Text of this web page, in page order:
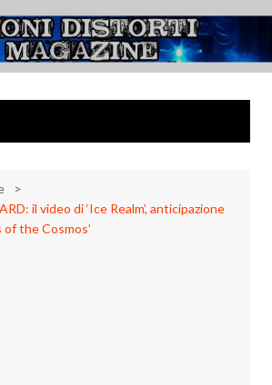
Suoni Distorti
Magazine
e varie sonorità alternative
il video di ‘Ice Realm’, anticipazione
of the Cosmos’